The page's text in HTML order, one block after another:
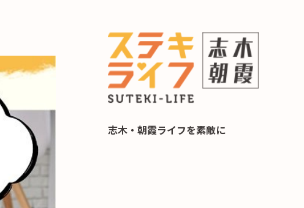
志木・朝霞ライフを素敵に
暮らし 住み替え相談